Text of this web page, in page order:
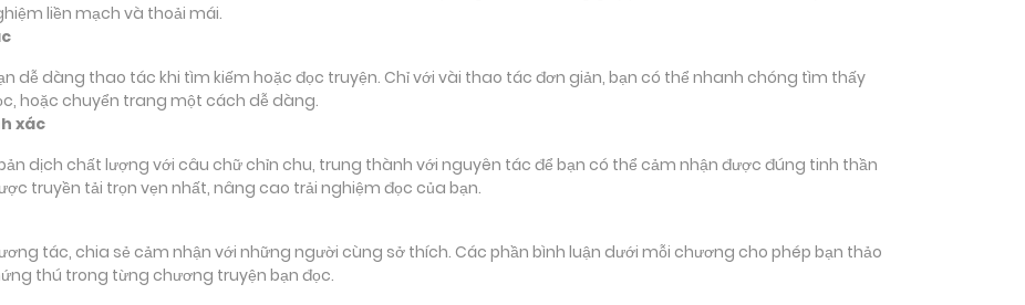
liền mạch và thoải mái.
dễ dàng thao tác khi tìm kiếm hoặc đọc truyện. Chỉ với vài thao tác đơn giản, bạn có thể nhanh chóng tìm thấy
hoặc chuyển trang một cách dễ dàng.
xác
dịch chất lượng với câu chữ chỉn chu, trung thành với nguyên tác để bạn có thể cảm nhận được đúng tinh thần
truyền tải trọn vẹn nhất, nâng cao trải nghiệm đọc của bạn.
tác, chia sẻ cảm nhận với những người cùng sở thích. Các phần bình luận dưới mỗi chương cho phép bạn thảo
thú trong từng chương truyện bạn đọc.